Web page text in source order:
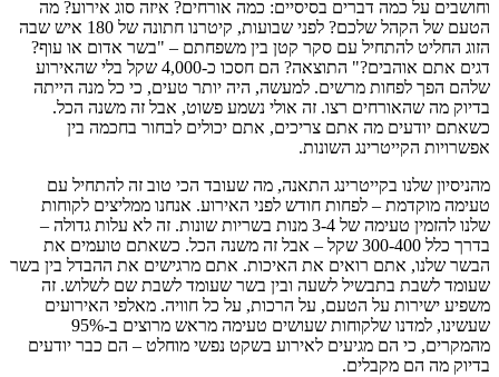
וחושבים על כמה דברים בסיסיים: כמה אורחים? איזה סוג אירוע? מה
הטעם של הקהל שלכם? לפני שבועות, קיטרנו חתונה של 180 איש שבה
הזוג החליט להתחיל עם סקר קטן בין משפחתם – "בשר אדום או עוף?
דגים אתם אוהבים?" התוצאה? הם חסכו כ-4,000 שקל בלי שהאירוע
שלהם הפך לפחות מרשים. למעשה, היה יותר טעים, כי כל מנה הייתה
בדיוק מה שהאורחים רצו. זה אולי נשמע פשוט, אבל זה משנה הכל.
כשאתם יודעים מה אתם צריכים, אתם יכולים לבחור בחכמה בין
אפשרויות הקייטרינג השונות.
מהניסיון שלנו בקייטרינג התאנה, מה שעובד הכי טוב זה להתחיל עם
טעימה מוקדמת – לפחות חודש לפני האירוע. אנחנו ממליצים לקוחות
שלנו להזמין טעימה של 3-4 מנות בשריות שונות. זה לא עלות גדולה –
בדרך כלל 300-400 שקל – אבל זה משנה הכל. כשאתם טועמים את
הבשר שלנו, אתם רואים את האיכות. אתם מרגישים את ההבדל בין בשר
שעומד לשבת בתבשיל לשעה ובין בשר שעומד לשבת שם לשלוש. זה
משפיע ישירות על הטעם, על הרכות, על כל חוויה. מאלפי האירועים
שעשינו, למדנו שלקוחות שעושים טעימה מראש מרוצים ב-95%
מהמקרים, כי הם מגיעים לאירוע בשקט נפשי מוחלט – הם כבר יודעים
בדיוק מה הם מקבלים.